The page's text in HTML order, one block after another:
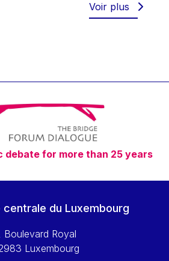
da Silva Caldeira
Ketterle
Voir plus
debate for more than 25 years
centrale du Luxembourg
Boulevard Royal
Luxembourg